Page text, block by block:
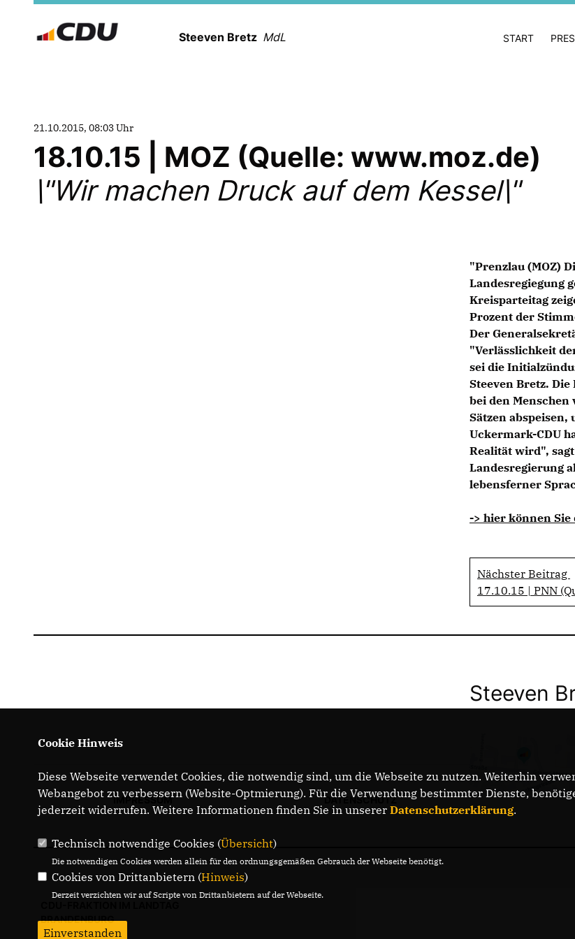
Steeven Bretz MdL START
21.10.2015, 08:03 Uhr
18.10.15 | MOZ (Quelle: www.moz.de)
\"Wir machen Druck auf dem Kessel\"
"Prenzlau (MOZ)
Landesregiegung
Kreisparteitag
Prozent der
Der
"Verlässlichkeit
sei die
Steeven Bretz.
bei den
Sätzen abspeisen,
Uckermark-CDU
Realität wird",
Landesregierung
lebensferner
-> hier können
Nächster Beitrag
17.10.15 | PNN
IMPRESSUM DATENSCHUTZ
Steeven
BRANDENBURG
Cookie Hinweis
Diese Webseite verwendet Cookies, die notwendig sind, um die Webseite zu nutzen. Weiterhin
Webangebot zu verbessern (Website-Optmierung). Für die Verwendung bestimmter Dienste,
jederzeit widerrufen. Weitere Informationen finden Sie in unserer Datenschutzerklärung.
Technisch notwendige Cookies (Übersicht)
Die notwendigen Cookies werden allein für den ordnungsgemäßen Gebrauch der Webseite benötigt.
Cookies von Drittanbietern (Hinweis)
Derzeit verzichten wir auf Scripte von Drittanbietern auf der Webseite.
Einverstanden